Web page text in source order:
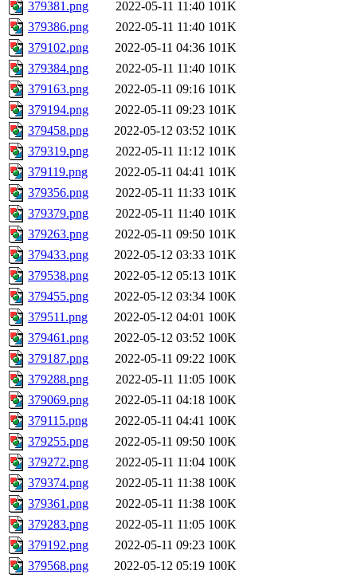
379381.png
2022-05-11 11:40 101K
379386.png
2022-05-11 11:40 101K
379102.png
2022-05-11 04:36 101K
379384.png
2022-05-11 11:40 101K
379163.png
2022-05-11 09:16 101K
379194.png
2022-05-11 09:23 101K
379458.png
2022-05-12 03:52 101K
379319.png
2022-05-11 11:12 101K
379119.png
2022-05-11 04:41 101K
379356.png
2022-05-11 11:33 101K
379379.png
2022-05-11 11:40 101K
379263.png
2022-05-11 09:50 101K
379433.png
2022-05-12 03:33 101K
379538.png
2022-05-12 05:13 101K
379455.png
2022-05-12 03:34 100K
379511.png
2022-05-12 04:01 100K
379461.png
2022-05-12 03:52 100K
379187.png
2022-05-11 09:22 100K
379288.png
2022-05-11 11:05 100K
379069.png
2022-05-11 04:18 100K
379115.png
2022-05-11 04:41 100K
379255.png
2022-05-11 09:50 100K
379272.png
2022-05-11 11:04 100K
379374.png
2022-05-11 11:38 100K
379361.png
2022-05-11 11:38 100K
379283.png
2022-05-11 11:05 100K
379192.png
2022-05-11 09:23 100K
379568.png
2022-05-12 05:19 100K